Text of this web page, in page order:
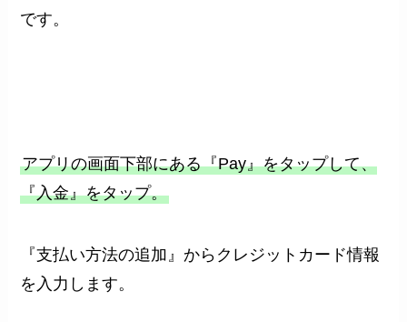
です。
アプリの画面下部にある『Pay』をタップして、
『入金』をタップ。
『支払い方法の追加』からクレジットカード情報
を入力します。